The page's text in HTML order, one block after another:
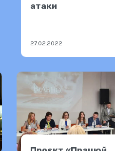
атаки
27.02.2022